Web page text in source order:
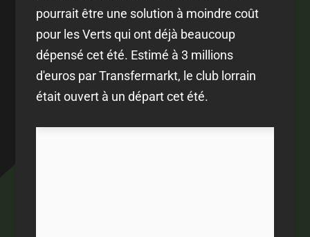
pourrait être une solution à moindre coût
pour les Verts qui ont déjà beaucoup
dépensé cet été. Estimé à 3 millions
d'euros par Transfermarkt, le club lorrain
était ouvert à un départ cet été.